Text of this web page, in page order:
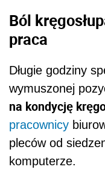
Ból
praca
Długie godziny
wymuszonej
na kondycję
pracownicy
pleców od
komputerze.